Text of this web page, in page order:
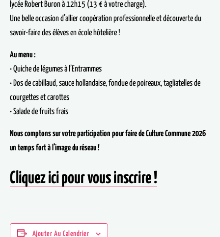
lycée Robert Buron à 12h15 (13 € à votre charge).
Une belle occasion d’allier coopération professionnelle et découverte du
savoir-faire des élèves en école hôtelière !
Au menu :
• Quiche de légumes à l’Entrammes
• Dos de cabillaud, sauce hollandaise, fondue de poireaux, tagliatelles de
courgettes et carottes
• Salade de fruits frais
Nous comptons sur votre participation pour faire de Culture Commune 2026
un temps fort à l’image du réseau !
Cliquez ici pour vous inscrire !
Ajouter Au Calendrier